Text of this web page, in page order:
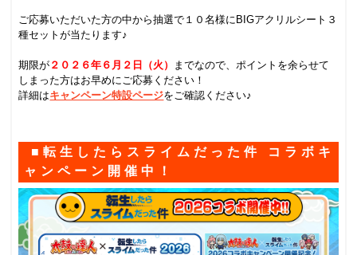
ご応募いただいた方の中から抽選で１０名様にBIGアクリルシート３
種セットが当たります♪
期限が ２０２６年６月２日（火）
までなので、ポイントを余らせて
しまった方はお早めにご応募ください！
詳細はキャンペーン特設ページをご確認ください♪
■転生したらスライムだった件 コラボキ
ャンペーン開催中！